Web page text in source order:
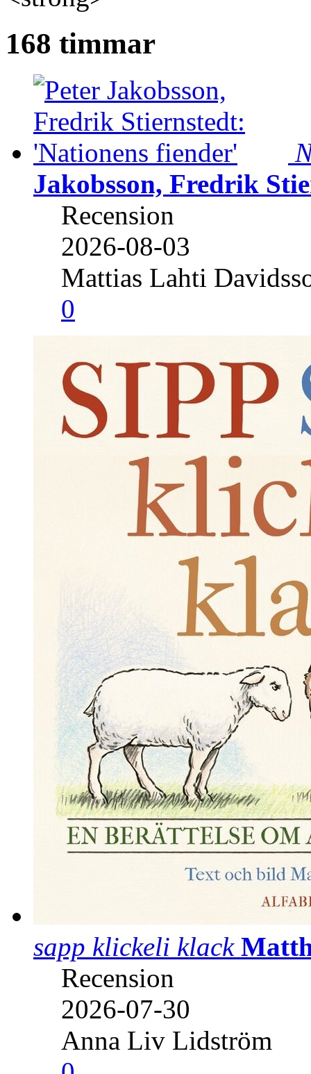
168 timmar
Jakobsson, Fredrik
Recension
2026-08-03
Mattias Lahti
0
sapp klickeli klack
Recension
2026-07-30
Anna Liv Lidström